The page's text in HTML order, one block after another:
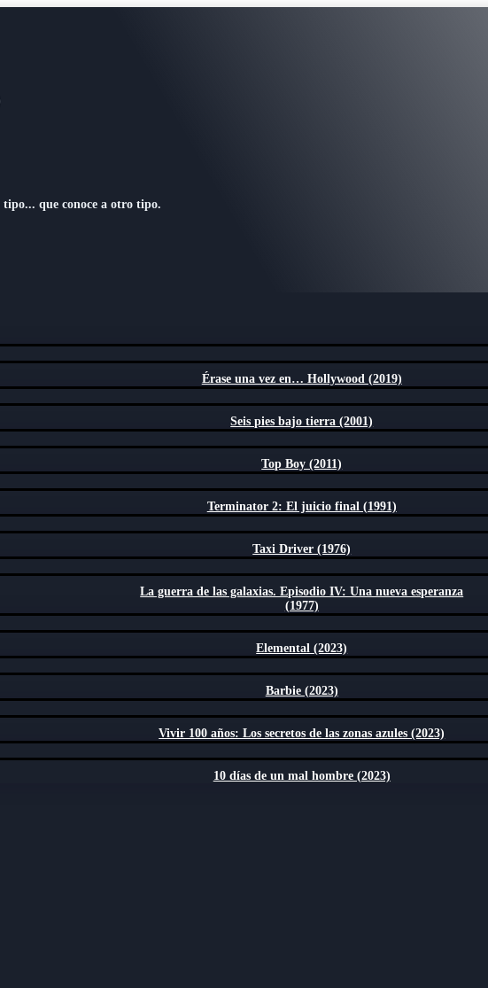
tipo... que conoce a otro tipo.
Érase una vez en… Hollywood (2019)
Seis pies bajo tierra (2001)
Top Boy (2011)
Terminator 2: El juicio final (1991)
Taxi Driver (1976)
La guerra de las galaxias. Episodio IV: Una nueva esperanza
(1977)
Elemental (2023)
Barbie (2023)
Vivir 100 años: Los secretos de las zonas azules (2023)
10 días de un mal hombre (2023)